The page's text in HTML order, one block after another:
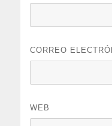
CORREO
WEB